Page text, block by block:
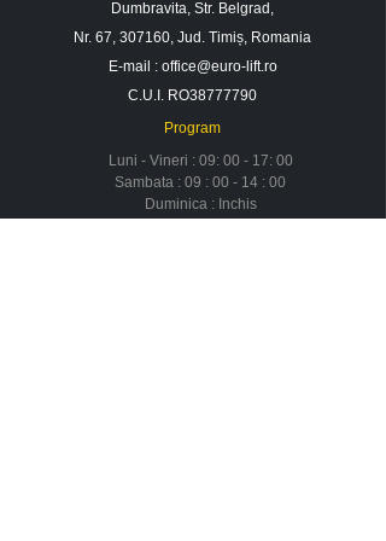
Dumbravita, Str. Belgrad,
Nr. 67, 307160, Jud. Timiș, Romania
E-mail : office@euro-lift.ro
C.U.I. RO38777790
Program
Luni - Vineri : 09: 00 - 17: 00
Sambata : 09 : 00 - 14 : 00
Duminica : Inchis